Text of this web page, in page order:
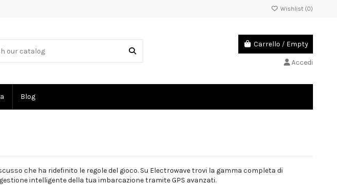
Wishlist (0)
Carrello / Empty
Accedi
Blog
che ha ridefinito le regole del gioco. Su Electrowave trovi la gamma completa di
intelligente della tua imbarcazione tramite GPS avanzati.